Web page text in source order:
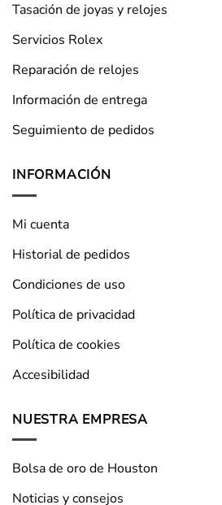
Tasación de joyas y relojes
Servicios Rolex
Reparación de relojes
Información de entrega
Seguimiento de pedidos
INFORMACIÓN
Mi cuenta
Historial de pedidos
Condiciones de uso
Política de privacidad
Política de cookies
Accesibilidad
NUESTRA EMPRESA
Bolsa de oro de Houston
Noticias y consejos